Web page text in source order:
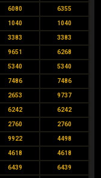
6080 6355
1040 1040
3383 3383
9651 6268
5340 5340
7486 7486
2653 9737
6242 6242
2760 2760
9922 4498
4618 4618
6439 6439